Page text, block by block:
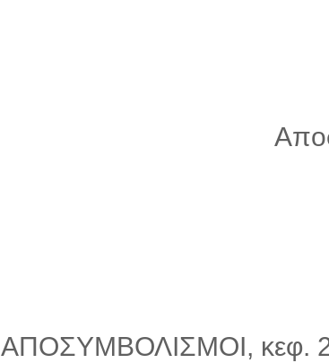
ΑΠΟΣΥΜΒΟΛΙΣΜΟΙ, κεφ.